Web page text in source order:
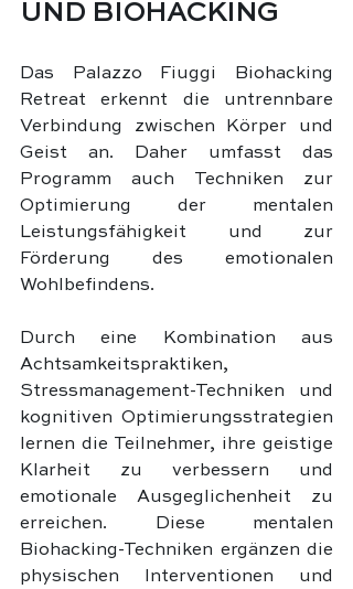
UND BIOHACKING
Das Palazzo Fiuggi Biohacking
Retreat erkennt die untrennbare
Verbindung zwischen Körper und
Geist an. Daher umfasst das
Programm auch Techniken zur
Optimierung der mentalen
Leistungsfähigkeit und zur
Förderung des emotionalen
Wohlbefindens.
Durch eine Kombination aus
Achtsamkeitspraktiken,
Stressmanagement-Techniken und
kognitiven Optimierungsstrategien
lernen die Teilnehmer, ihre geistige
Klarheit zu verbessern und
emotionale Ausgeglichenheit zu
erreichen. Diese mentalen
Biohacking-Techniken ergänzen die
physischen Interventionen und